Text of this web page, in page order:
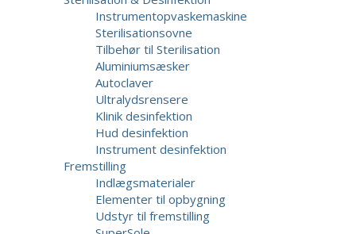
Instrumentopvaskemaskine
Sterilisationsovne
Tilbehør til Sterilisation
Aluminiumsæsker
Autoclaver
Ultralydsrensere
Klinik desinfektion
Hud desinfektion
Instrument desinfektion
Fremstilling
Indlægsmaterialer
Elementer til opbygning
Udstyr til fremstilling